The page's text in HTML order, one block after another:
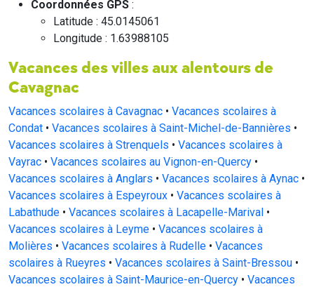
Coordonnées GPS :
Latitude : 45.0145061
Longitude : 1.63988105
Vacances des villes aux alentours de
Cavagnac
Vacances scolaires à Cavagnac • Vacances scolaires à
Condat • Vacances scolaires à Saint-Michel-de-Bannières •
Vacances scolaires à Strenquels • Vacances scolaires à
Vayrac • Vacances scolaires au Vignon-en-Quercy •
Vacances scolaires à Anglars • Vacances scolaires à Aynac •
Vacances scolaires à Espeyroux • Vacances scolaires à
Labathude • Vacances scolaires à Lacapelle-Marival •
Vacances scolaires à Leyme • Vacances scolaires à
Molières • Vacances scolaires à Rudelle • Vacances
scolaires à Rueyres • Vacances scolaires à Saint-Bressou •
Vacances scolaires à Saint-Maurice-en-Quercy • Vacances